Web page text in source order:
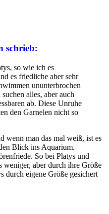
schrieb:
so wie ich es
es friedliche aber sehr
ununterbrochen
alles, aber auch
ab. Diese Unruhe
den Garnelen nicht so
wenn man das mal weiß, ist es
Blick ins Aquarium.
So bei Platys und
aber durch ihre Größe
durch eigene Größe gesichert